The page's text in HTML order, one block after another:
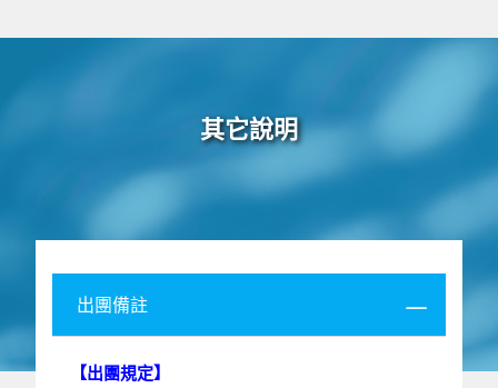
其它說明
出團備註
【出團規定】